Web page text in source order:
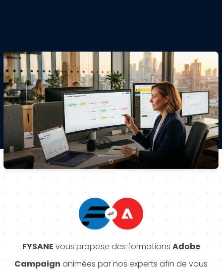
FYSANE vous propose des formations Adobe
Campaign animées par nos experts afin de vous